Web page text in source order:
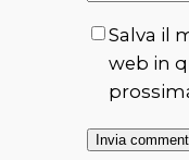
Salva il
web in